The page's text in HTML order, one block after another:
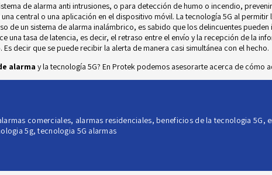
de alarma anti intrusiones, o para detección de humo o incendio,
central o una aplicación en el dispositivo móvil. La tecnología 5G al
de un sistema de alarma inalámbrico, es sabido que los delincuentes
una tasa de latencia, es decir, el retraso entre el envío y la recepción de la
Es decir que se puede recibir la alerta de manera casi simultánea con el hecho.
alarma y la tecnología 5G? En Protek podemos asesorarte acerca de cómo
comerciales, alarmas residenciales,beneficios de la tecnologia 5G,
5g,tecnologia 5G alarmas